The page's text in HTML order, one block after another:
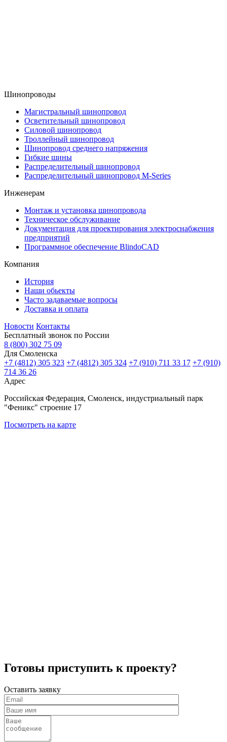
Шинопроводы
Магистральный шинопровод
Осветительный шинопровод
Силовой шинопровод
Троллейный шинопровод
Шинопровод среднего напряжения
Гибкие шины
Распределительный шинопровод
Распределительный шинопровод M-Series
Инженерам
Монтаж и установка шинопровода
Техническое обслуживание
Документация для проектирования электроснабжения
предприятий
Программное обеспечение BlindoCAD
Компания
История
Наши обьекты
Часто задаваемые вопросы
Доставка и оплата
Новости Контакты
Бесплатный звонок по России
8 (800) 302 75 09
Для Смоленска
+7 (4812) 305 323 +7 (4812) 305 324 +7 (910) 711 33 17 +7 (910)
714 36 26
Адрес
Российская Федерация, Смоленск, индустриальный парк
"Феникс" строение 17
Посмотреть на карте
Готовы приступить к проекту?
Оставить заявку